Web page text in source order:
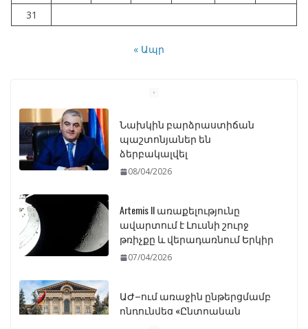
31
« Ապր
Նախկին բարձրաստիճան
ձերբակալվել
08/04/2026
թռիչքը և վերադառնում Երկիր
07/04/2026
օրենսգրքի» փոփոխության
նախագիծը